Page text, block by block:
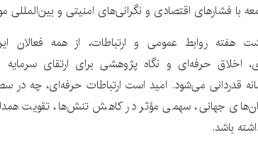
با فشارهای اقتصادی و نگرانی‌های امنیتی و بین‌المللی
هفته روابط عمومی و ارتباطات، از همه فعالان
اخلاق حرفه‌ای و نگاه پژوهشی برای ارتقای
قدردانی می‌شود. امید است ارتباطات حرفه‌ای، چه
جهانی، سهمی مؤثر در کاهش تنش‌ها، تقویت
باشد.